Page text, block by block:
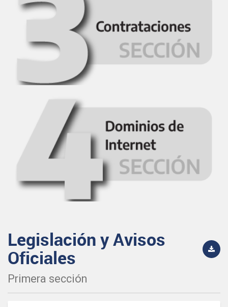
Legislación y Avisos
Oficiales
Primera sección